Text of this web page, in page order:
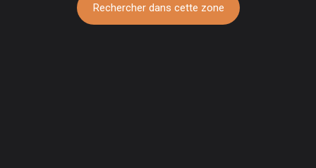
Rechercher dans cette zone